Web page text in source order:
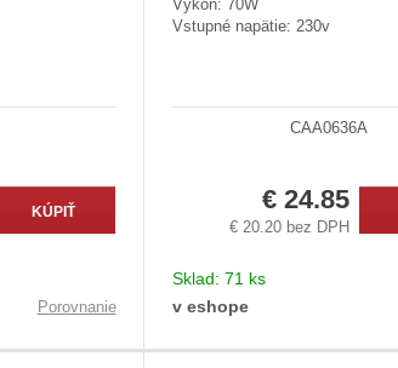
KÚPIŤ
Porovnanie
Výkon: 70W
Vstupné napätie: 230v
CAA0636A
€ 24.85
€ 20.20 bez DPH
Sklad: 71 ks
v eshope